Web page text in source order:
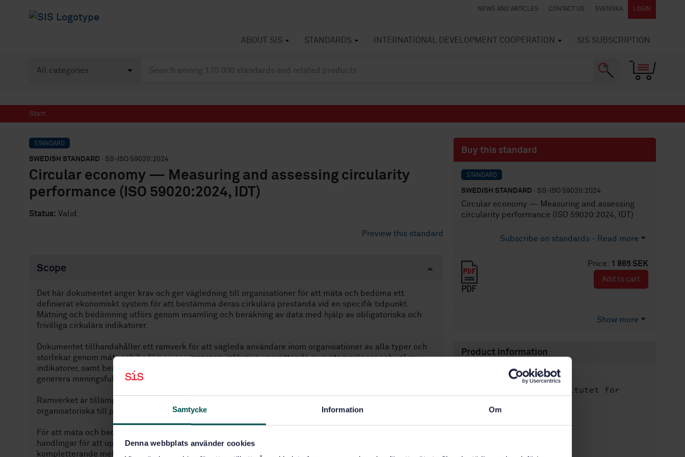
Samtycke Information Om
Denna webbplats använder cookies
NEWS AND ARTICLES CONTACT US SVENSKA LOGIN
ABOUT SIS STANDARDS INTERNATIONAL DEVELOPMENT COOPERATION SIS SUBSCRIPTION
Start
STANDARD
SWEDISH STANDARD · SS-ISO 59020:2024
Circular economy — Measuring and assessing circularity
performance (ISO 59020:2024, IDT)
Status: Valid
Preview this standard
Scope
Det här dokumentet anger krav och ger vägledning till organisationer för att mäta och bedöma ett
definierat ekonomiskt system för att bestämma deras cirkulära prestanda vid en specifik tidpunkt.
Mätning och bedömning utförs genom insamling och beräkning av data med hjälp av obligatoriska och
frivilliga cirkulära indikatorer.
Dokumentet tillhandahåller ett ramverk för att vägleda användare inom organisationer av alla typer och
storlekar genom mät- och bedömningsprocessen, inklusive upprättande av systemgränser och val av
indikatorer, samt bearbetning och tolkning av data på ett konsekvent och reproducerbart sätt för att
generera meningsfulla och verifierbara resultat.
Ramverket är tillämpligt på flera nivåer av ett ekonomiskt system, från regionala, interorganisatoriska och
organisatoriska till produktionsnivå.
För att mäta och bedöma sociala, miljömässiga och ekonomiska effekter som orsakas av organisationens
handlingar för att uppnå cirkulära mål och syften, tillhandahåller dokumentet en lista över
kompletterande metoder som kan användas utöver kraven i detta dokument.
Buy this standard
STANDARD
SWEDISH STANDARD · SS-ISO 59020:2024
Circular economy — Measuring and assessing
circularity performance (ISO 59020:2024, IDT)
Subscribe on standards - Read more
Price: 1 865 SEK
PDF
Add to cart
Show more
Product information
English
Svenska institutet för